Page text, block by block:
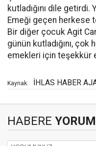
kutladığını dile getirdi.
Emeği geçen herkese
Bir diğer çocuk Agit
günün kutladığını,
emekleri için teşekkür
Kaynak: İHLAS HABER
HABERE